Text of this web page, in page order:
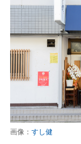
画像： すし健